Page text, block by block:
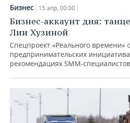
Бизнес 15 апр, 00:00
Бизнес-аккаунт дня:
Лии Хузиной
Спецпроект «Реального времени»
предпринимательских
рекомендациях SMM-